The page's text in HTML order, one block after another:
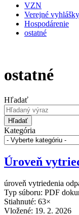
VZN
Verejné vyhlášky
Hospodárenie
ostatné
ostatné
Hľadať
Hľadať
Kategória
Úroveň
úroveň vytriedenia
Typ súboru: PDF
Stiahnuté: 63×
Vložené: 19. 2. 2026